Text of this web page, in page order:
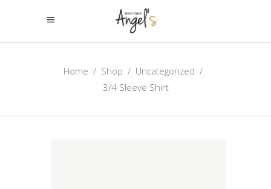
Home / Shop / Uncategorized /
3/4 Sleeve Shirt